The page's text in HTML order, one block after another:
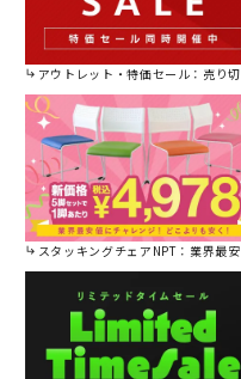
アウトレット・特価セール：売り切れ御免の特別価格！
スタッキングチェアNPT：業界最安値に挑戦！